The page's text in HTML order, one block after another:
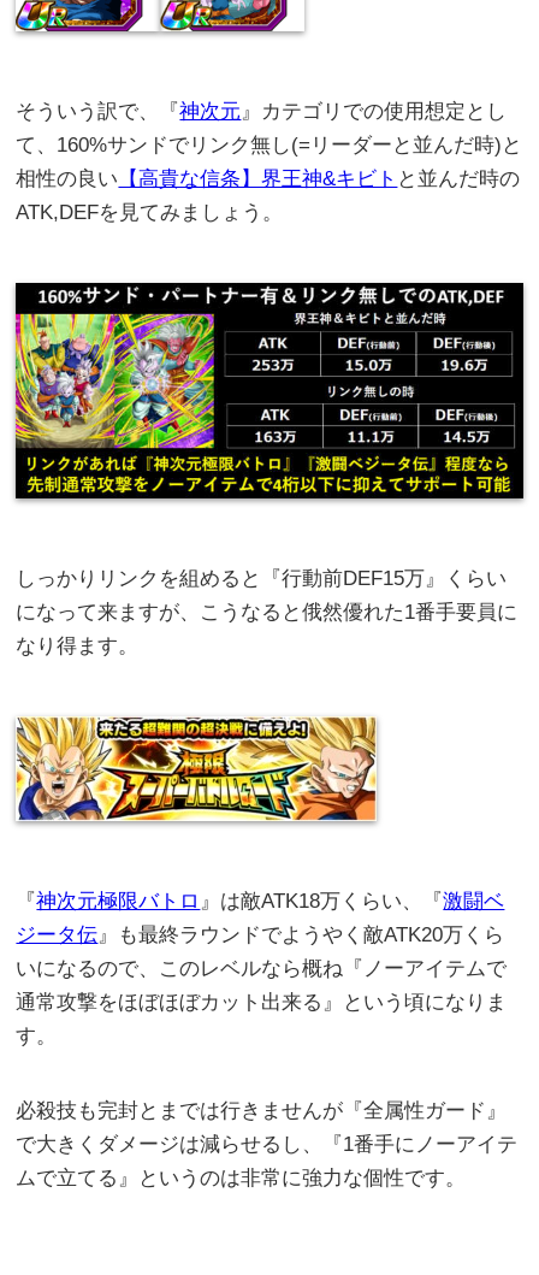
そういう訳で、『神次元』カテゴリでの使用想定とし
て、160%サンドでリンク無し(=リーダーと並んだ時)と
相性の良い 【高貴な信条】界王神&キビト と並んだ時の
ATK,DEFを見てみましょう。
しっかりリンクを組めると『行動前DEF15万』くらい
になって来ますが、こうなると俄然優れた1番手要員に
なり得ます。
『神次元極限バトロ 』は敵ATK18万くらい、『激闘ベ
ジータ伝』も最終ラウンドでようやく敵ATK20万くら
いになるので、このレベルなら概ね『ノーアイテムで
通常攻撃をほぼほぼカット出来る』という頃になりま
す。
必殺技も完封とまでは行きませんが『全属性ガード』
で大きくダメージは減らせるし、『1番手にノーアイテ
ムで立てる』というのは非常に強力な個性です。